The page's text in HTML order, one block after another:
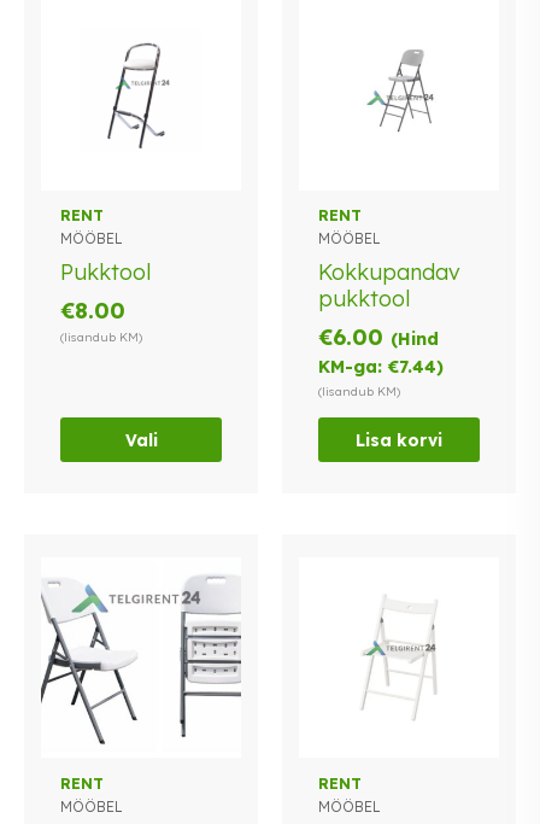
RENT
MÖÖBEL
Pukktool
€8.00
(lisandub KM)
Vali
Sellel
tootel
on
varianti.
Valikuid
RENT
MÖÖBEL
Kokkupandav
pukktool
€6.00 (Hind
KM-ga:€7.44)
(lisandub KM)
Lisa korvi
RENT
MÖÖBEL
Sellel
tootel
RENT
MÖÖBEL